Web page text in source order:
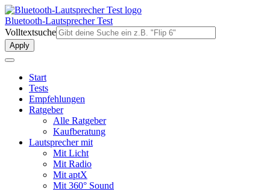
Direkt
zum
Inhalt
Bluetooth-Lautsprecher Test
Volltextsuche
Start
Tests
Empfehlungen
Ratgeber
Alle Ratgeber
Kaufberatung
Lautsprecher mit
Mit Licht
Mit Radio
Mit aptX
Mit 360° Sound